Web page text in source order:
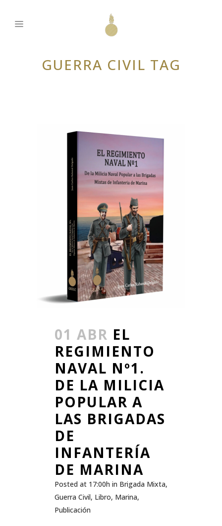
GUERRA CIVIL TAG
01 ABR EL
REGIMIENTO
NAVAL Nº1.
DE LA MILICIA
POPULAR A
LAS BRIGADAS
DE
INFANTERÍA
DE MARINA
Posted at 17:00h in Brigada Mixta,
Guerra Civil, Libro, Marina,
Publicación